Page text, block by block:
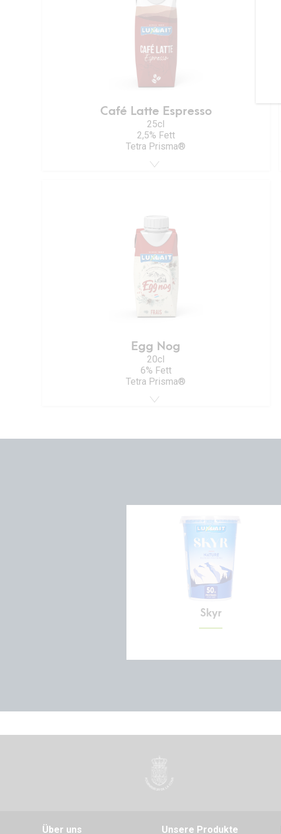
Café Latte Espresso
25cl
2,5% Fett
Tetra Prisma®
Egg Nog
20cl
6% Fett
Tetra Prisma®
Skyr
Über uns Unsere Produkte